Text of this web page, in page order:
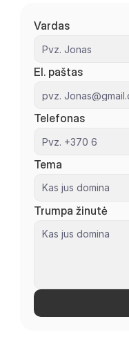
Vardas
El. paštas
Telefonas
Tema
Trumpa žinutė